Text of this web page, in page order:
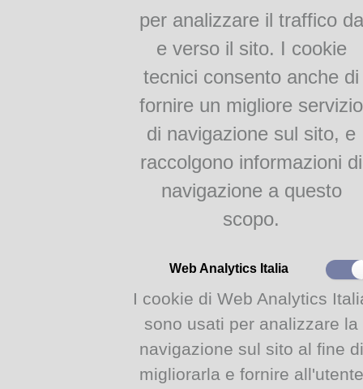
proponiamo le pellicole più
(sterminio del popolo
dei cittadini ebrei, gli italiani
prigionia, la morte", ma
vita hanno salvato altre vite e
Biblioteche del Comune di Parma - Centro Cinema Lino Ventura - v.lo Santa Maria 5/a
per analizzare il traffico da
e verso il sito. I cookie
tecnici consento anche di
fornire un migliore servizio
di navigazione sul sito, e
raccolgono informazioni di
navigazione a questo
scopo.
Web Analytics Italia
I cookie di Web Analytics
sono usati per analizzare la
navigazione sul sito al fine di
migliorarla e fornire all'utente